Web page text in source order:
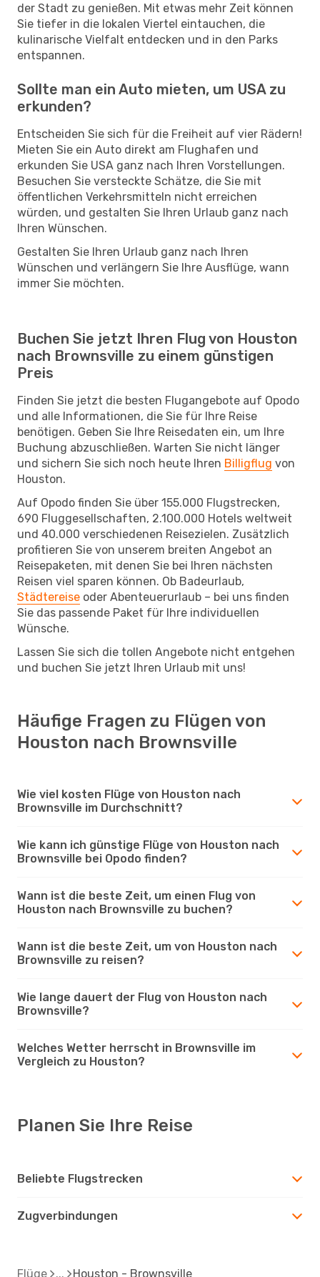
der Stadt zu genießen. Mit etwas mehr Zeit können
Sie tiefer in die lokalen Viertel eintauchen, die
kulinarische Vielfalt entdecken und in den Parks
entspannen.
Sollte man ein Auto mieten, um USA zu
erkunden?
Entscheiden Sie sich für die Freiheit auf vier Rädern!
Mieten Sie ein Auto direkt am Flughafen und
erkunden Sie USA ganz nach Ihren Vorstellungen.
Besuchen Sie versteckte Schätze, die Sie mit
öffentlichen Verkehrsmitteln nicht erreichen
würden, und gestalten Sie Ihren Urlaub ganz nach
Ihren Wünschen.
Gestalten Sie Ihren Urlaub ganz nach Ihren
Wünschen und verlängern Sie Ihre Ausflüge, wann
immer Sie möchten.
Buchen Sie jetzt Ihren Flug von Houston
nach Brownsville zu einem günstigen
Preis
Finden Sie jetzt die besten Flugangebote auf Opodo
und alle Informationen, die Sie für Ihre Reise
benötigen. Geben Sie Ihre Reisedaten ein, um Ihre
Buchung abzuschließen. Warten Sie nicht länger
und sichern Sie sich noch heute Ihren Billigflug von
Houston.
Auf Opodo finden Sie über 155.000 Flugstrecken,
690 Fluggesellschaften, 2.100.000 Hotels weltweit
und 40.000 verschiedenen Reisezielen. Zusätzlich
profitieren Sie von unserem breiten Angebot an
Reisepaketen, mit denen Sie bei Ihren nächsten
Reisen viel sparen können. Ob Badeurlaub,
Städtereise oder Abenteuerurlaub – bei uns finden
Sie das passende Paket für Ihre individuellen
Wünsche.
Lassen Sie sich die tollen Angebote nicht entgehen
und buchen Sie jetzt Ihren Urlaub mit uns!
Häufige Fragen zu Flügen von
Houston nach Brownsville
Wie viel kosten Flüge von Houston nach
Brownsville im Durchschnitt?
Wie kann ich günstige Flüge von Houston nach
Brownsville bei Opodo finden?
Wann ist die beste Zeit, um einen Flug von
Houston nach Brownsville zu buchen?
Wann ist die beste Zeit, um von Houston nach
Brownsville zu reisen?
Wie lange dauert der Flug von Houston nach
Brownsville?
Welches Wetter herrscht in Brownsville im
Vergleich zu Houston?
Planen Sie Ihre Reise
Beliebte Flugstrecken
Zugverbindungen
Flüge Houston - Brownsville